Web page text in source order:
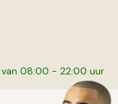
van 08:00 - 22:00 uur